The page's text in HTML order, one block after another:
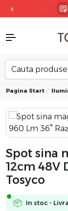
Pagina Start
Spot sina
12cm 48V
Tosyco
In stoc -